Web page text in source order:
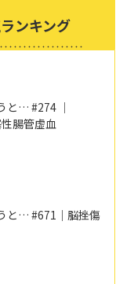
ンキング
と… #274 ｜
腸管虚血
と… #671｜脳挫傷